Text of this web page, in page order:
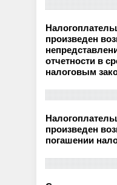
произведен
отчетности в
налоговым
произведен
погашении